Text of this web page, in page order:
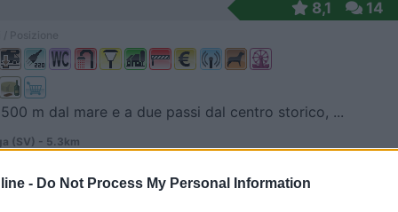
- Do Not Process My Personal Information
8,1 14
m dal mare e a due passi dal centro storico, ...
(SV) - 5.3km